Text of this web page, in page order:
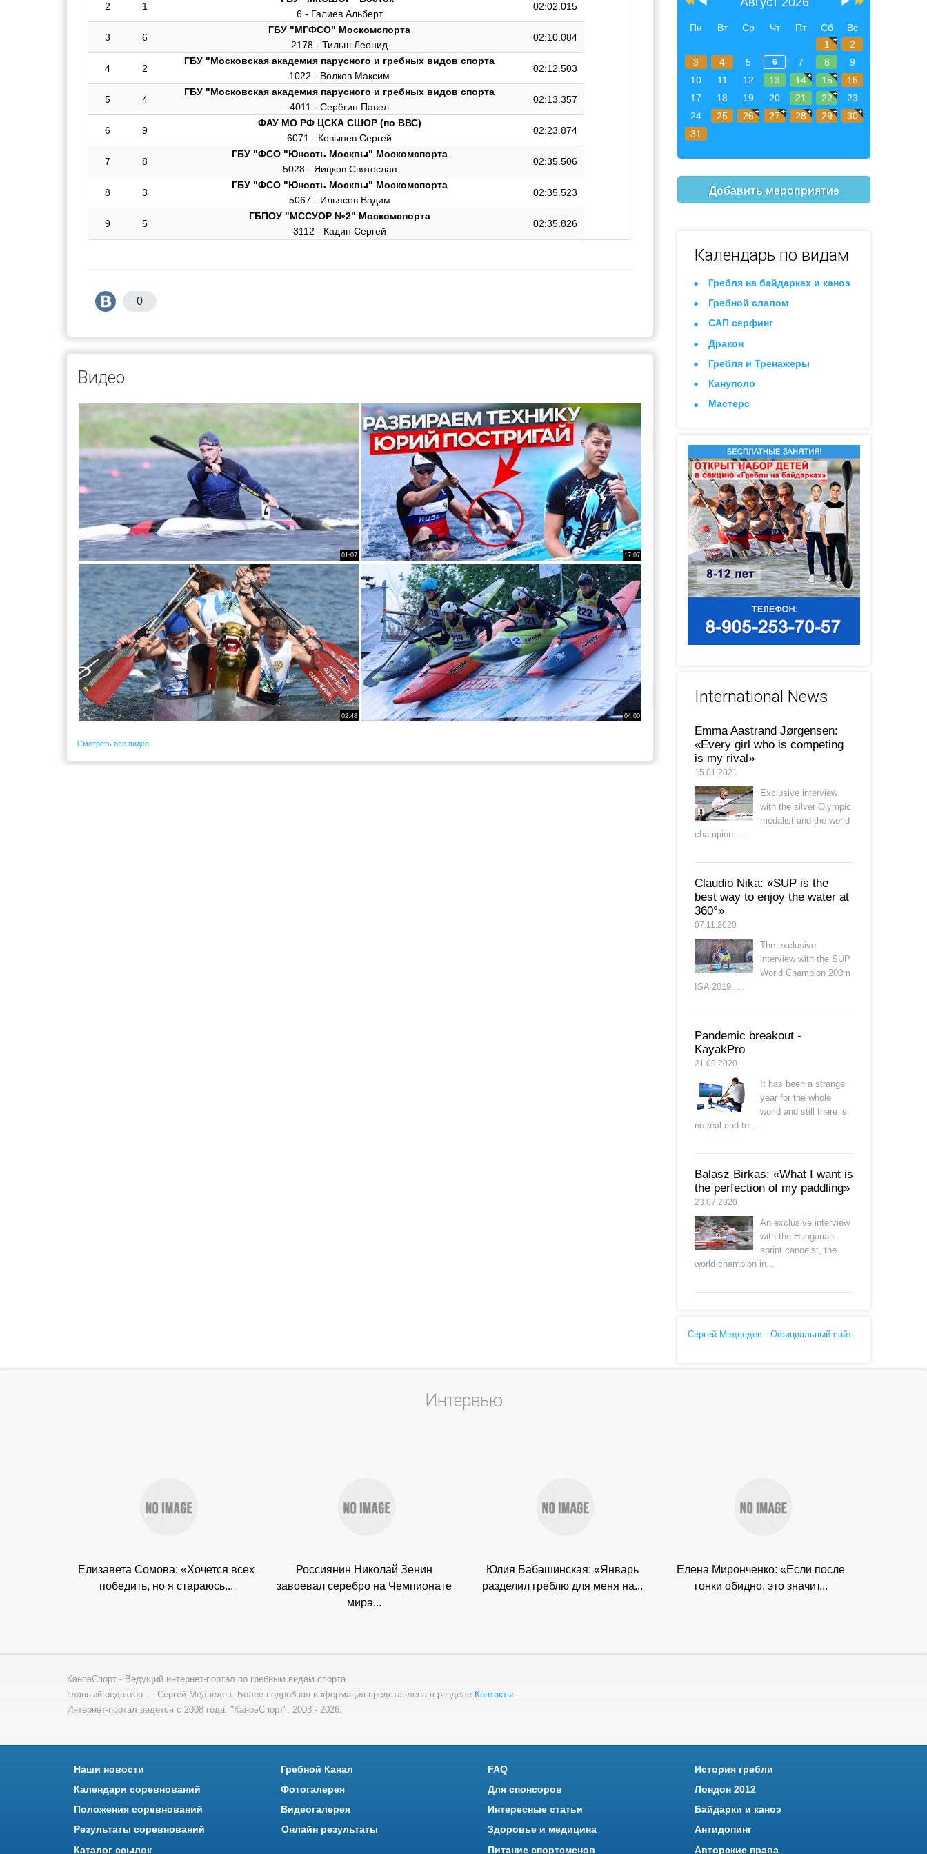
2 1
6 - Галиев Альберт
02:02.015
3 6
ГБУ "МГФСО" Москомспорта
2178 - Тильш Леонид
02:10.084
4 2
ГБУ "Московская академия парусного и гребных видов спорта
1022 - Волков Максим
02:12.503
5 4
ГБУ "Московская академия парусного и гребных видов спорта
4011 - Серёгин Павел
02:13.357
6 9
ФАУ МО РФ ЦСКА СШОР (по ВВС)
6071 - Ковынев Сергей
02:23.874
7 8
ГБУ "ФСО "Юность Москвы" Москомспорта
5028 - Яицков Святослав
02:35.506
8 3
ГБУ "ФСО "Юность Москвы" Москомспорта
5067 - Ильясов Вадим
02:35.523
9 5
ГБПОУ "МССУОР №2" Москомспорта
3112 - Кадин Сергей
02:35.826
0
Видео
01:07 17:07
02:48 04:00
Смотреть все видео
Пн Вт Ср Чт Пт Сб
Вс
1
2
3
4 5 6 7 8
9
10
11 12 13 14 15
16
17
18 19 20 21 22
23
24
25 26 27 28 29
30
31
Добавить мероприятие
Календарь по видам
Гребля на байдарках и каноэ
Гребной слалом
САП серфинг
Дракон
Гребля и Тренажеры
Кануполо
Мастерс
International News
Emma Aastrand Jørgensen:
«Every girl who is competing
is my rival»
15.01.2021
Exclusive interview
with the silver Olympic
medalist and the world
champion. ...
Claudio Nika: «SUP is the
best way to enjoy the water at
360°»
07.11.2020
The exclusive
interview with the SUP
World Champion 200m
ISA 2019. ...
Pandemic breakout -
KayakPro
21.09.2020
It has been a strange
year for the whole
world and still there is
no real end to...
Balasz Birkas: «What I want is
the perfection of my paddling»
23.07.2020
An exclusive interview
with the Hungarian
sprint canoeist, the
world champion in...
Сергей Медведев - Официальный сайт
Интервью
Елизавета Сомова: «Хочется всех
победить, но я стараюсь...
Россиянин Николай Зенин
завоевал серебро на Чемпионате
мира...
Юлия Бабашинская: «Январь
разделил греблю для меня на...
Елена Миронченко: «Если после
гонки обидно, это значит...
КаноэСпорт - Ведущий интернет-портал по гребным видам спорта.
Главный редактор — Сергей Медведев. Более подробная информация представлена в разделе Контакты
Интернет-портал ведется с 2008 года. "КаноэСпорт", 2008 - 2026.
Наши новости
Календари соревнований
Положения соревнований
Результаты соревнований
Каталог ссылок
Гребной Канал
Фотогалерея
Видеогалерея
Онлайн результаты
FAQ
Для спонсоров
Интересные статьи
Здоровье и медицина
Питание спортсменов
История гребли
Лондон 2012
Байдарки и каноэ
Антидопинг
Авторские права